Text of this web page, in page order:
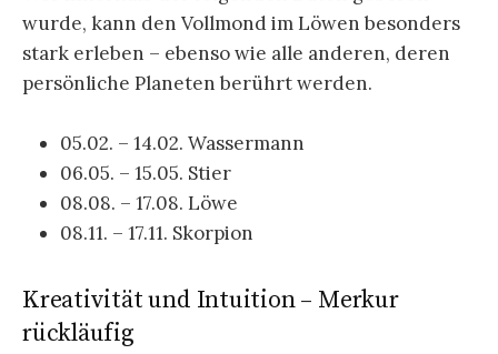
wurde, kann den Vollmond im Löwen besonders
stark erleben – ebenso wie alle anderen, deren
persönliche Planeten berührt werden.
05.02. – 14.02. Wassermann
06.05. – 15.05. Stier
08.08. – 17.08. Löwe
08.11. – 17.11. Skorpion
Kreativität und Intuition – Merkur
rückläufig